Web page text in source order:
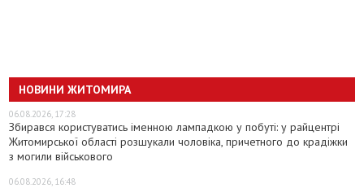
НОВИНИ ЖИТОМИРА
06.08.2026, 17:28
Збирався користуватись іменною лампадкою у побуті: у райцентрі
Житомирської області розшукали чоловіка, причетного до крадіжки
з могили військового
06.08.2026, 16:48